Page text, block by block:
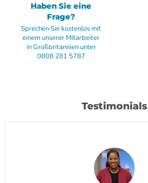
Haben Sie eine
Frage?
Sprechen Sie kostenlos mit
einem unserer Mitarbeiter
in Großbritannien unter
0808 281 5787
Testimonials